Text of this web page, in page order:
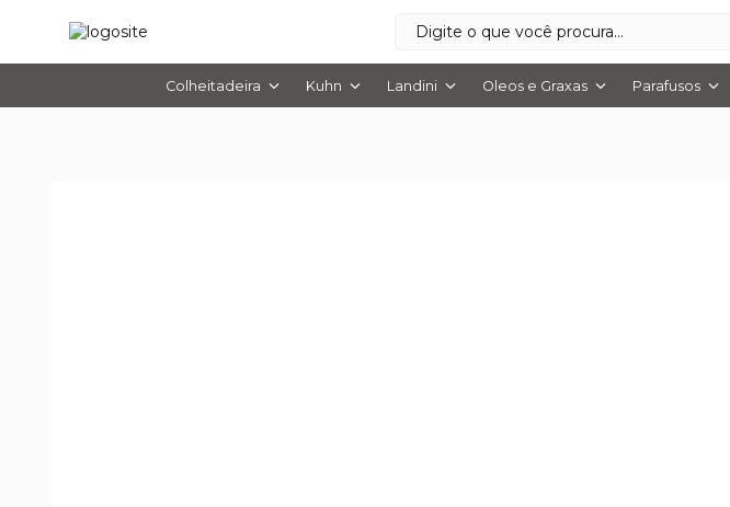
Colheitadeira Kuhn Landini Oleos e Graxas Parafusos